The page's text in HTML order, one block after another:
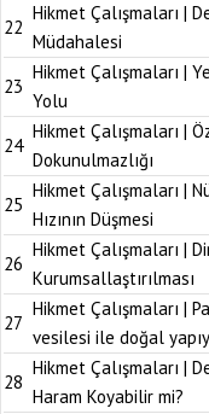
22
Hikmet Çalışmaları |
Müdahalesi
23
Hikmet Çalışmaları |
Yolu
24
Hikmet Çalışmaları |
Dokunulmazlığı
25
Hikmet Çalışmaları |
Hızının Düşmesi
26
Hikmet Çalışmaları |
Kurumsallaştırılması
27
Hikmet Çalışmaları |
vesilesi ile doğal
28
Hikmet Çalışmaları |
Haram Koyabilir mi?